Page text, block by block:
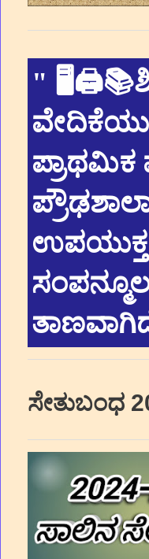
"
ವೇದಿಕೆಯು
ಪ್ರಾಥಮಿಕ
ಉಪಯುಕ್ತ
ಸೇತುಬಂಧ